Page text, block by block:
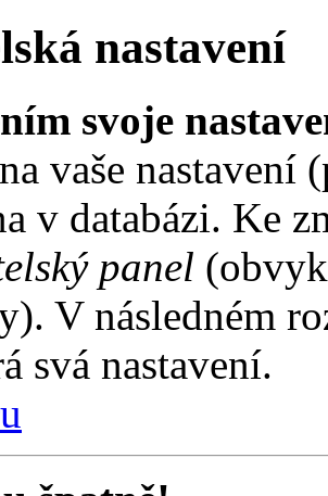
nastavení
svoje
vaše
v databázi. Ke
panel
V následném
svá nastavení.